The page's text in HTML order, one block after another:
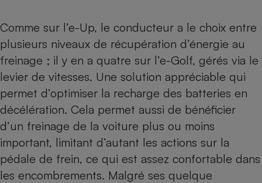
Comme sur l’e-Up, le conducteur a le choix entre
plusieurs niveaux de récupération d’énergie au
freinage ; il y en a quatre sur l’e-Golf, gérés via le
levier de vitesses. Une solution appréciable qui
permet d’optimiser la recharge des batteries en
décélération. Cela permet aussi de bénéficier
d’un freinage de la voiture plus ou moins
important, limitant d’autant les actions sur la
pédale de frein, ce qui est assez confortable dans
les encombrements. Malgré ses quelque